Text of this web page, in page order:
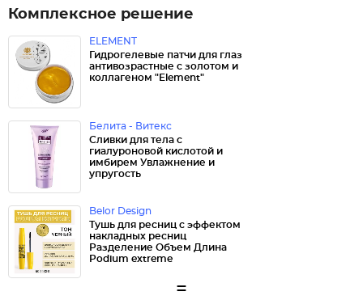
Комплексное решение
ELEMENT
Гидрогелевые патчи для глаз
антивозрастные с золотом и
коллагеном "Element"
Белита - Витекс
Сливки для тела с
гиалуроновой кислотой и
имбирем Увлажнение и
упругость
Belor Design
Тушь для ресниц с эффектом
накладных ресниц
Разделение Объем Длина
Podium extreme
=